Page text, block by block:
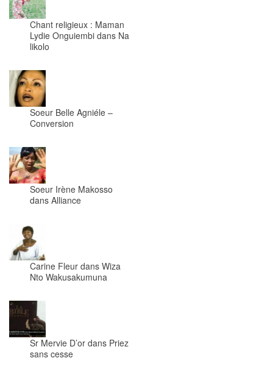
Chant religieux : Maman
Lydie Onguiembi dans Na
likolo
Soeur Belle Agniéle –
Conversion
Soeur Irène Makosso
dans Alliance
Carine Fleur dans Wiza
Nto Wakusakumuna
Sr Mervie D’or dans Priez
sans cesse